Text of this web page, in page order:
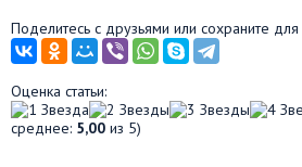
Поделитесь с друзьями или сохраните для
Оценка статьи:
среднее: 5,00 из 5)